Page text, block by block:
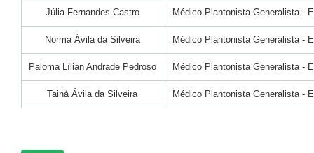
Júlia Fernandes Castro Médico Plantonista Generalista -
Norma Ávila da Silveira Médico Plantonista Generalista -
Paloma Lílian Andrade Pedroso Médico Plantonista Generalista -
Tainá Ávila da Silveira Médico Plantonista Generalista -